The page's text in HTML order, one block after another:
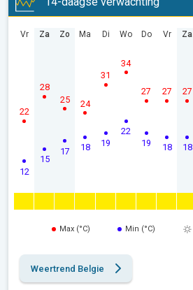
Vr
12
22
Za
15
28
Zo
17
25
Ma
18
24
Di
19
31
Wo
22
34
Do
19
27
Vr
18
27
Za
18
27
Max (°C) Min (°C)
Weertrend Belgie